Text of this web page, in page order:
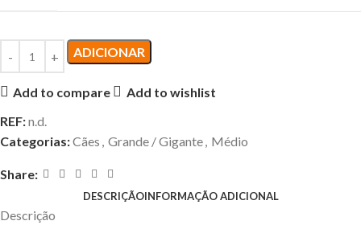
ADICIONAR
Add to compare
Add to wishlist
REF:n.d.
Categorias:Cães , Grande / Gigante, Médio
Share:
DESCRIÇÃOINFORMAÇÃO ADICIONAL
Descrição